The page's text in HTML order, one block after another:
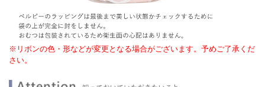
※リボンの色・形などが変更となる場合がございます。予めご了承くだ
さい。